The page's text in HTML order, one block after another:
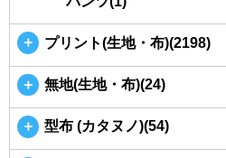
＋ プリント(生地・布)(2198)
＋ 無地(生地・布)(24)
＋ 型布 (カタヌノ)(54)